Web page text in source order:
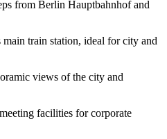
from Berlin Hauptbahnhof and
train station, ideal for city and
views of the city and
facilities for corporate